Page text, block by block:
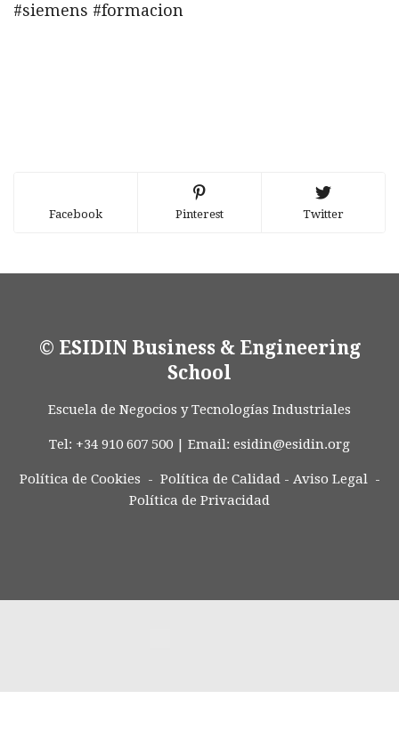
#siemens #formacion
Facebook Pinterest Twitter
© ESIDIN Business & Engineering
School
Escuela de Negocios y Tecnologías Industriales
Tel: +34 910 607 500 | Email: esidin@esidin.org
Política de Cookies - Política de Calidad- Aviso Legal-
Política de Privacidad